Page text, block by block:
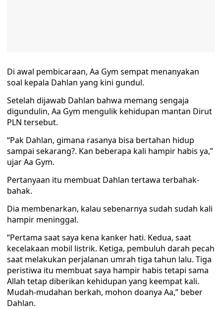
Di awal pembicaraan, Aa Gym sempat menanyakan
soal kepala Dahlan yang kini gundul.
Setelah dijawab Dahlan bahwa memang sengaja
digundulin, Aa Gym mengulik kehidupan mantan Dirut
PLN tersebut.
“Pak Dahlan, gimana rasanya bisa bertahan hidup
sampai sekarang?. Kan beberapa kali hampir habis ya,”
ujar Aa Gym.
Pertanyaan itu membuat Dahlan tertawa terbahak-
bahak.
Dia membenarkan, kalau sebenarnya sudah sudah kali
hampir meninggal.
“Pertama saat saya kena kanker hati. Kedua, saat
kecelakaan mobil listrik. Ketiga, pembuluh darah pecah
saat melakukan perjalanan umrah tiga tahun lalu. Tiga
peristiwa itu membuat saya hampir habis tetapi sama
Allah tetap diberikan kehidupan yang keempat kali.
Mudah-mudahan berkah, mohon doanya Aa,” beber
Dahlan.